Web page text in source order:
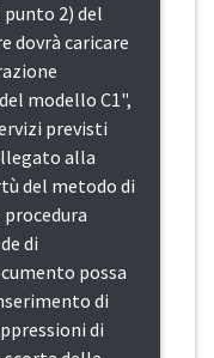
2) del
dovrà caricare
modello C1",
previsti
alla
del metodo di
di
possa
di
di